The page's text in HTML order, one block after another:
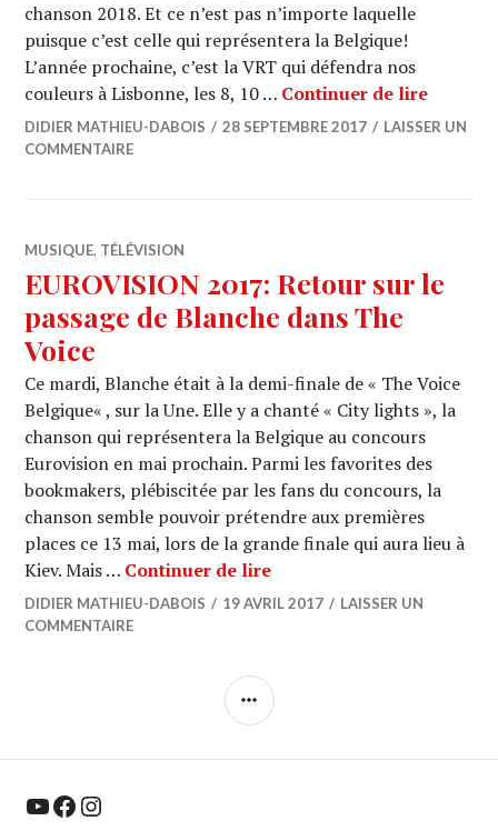
chanson 2018. Et ce n’est pas n’importe laquelle
puisque c’est celle qui représentera la Belgique!
L’année prochaine, c’est la VRT qui défendra nos
couleurs à Lisbonne, les 8, 10 … Continuer de lire
DIDIER MATHIEU-DABOIS 28 SEPTEMBRE 2017
LAISSER UN
COMMENTAIRE
MUSIQUE, TÉLÉVISION
EUROVISION 2017: Retour sur le
passage de Blanche dans The
Voice
Ce mardi, Blanche était à la demi-finale de « The Voice
Belgique« , sur la Une. Elle y a chanté « City lights », la
chanson qui représentera la Belgique au concours
Eurovision en mai prochain. Parmi les favorites des
bookmakers, plébiscitée par les fans du concours, la
chanson semble pouvoir prétendre aux premières
places ce 13 mai, lors de la grande finale qui aura lieu à
Kiev. Mais … Continuer de lireEUROVISION 2017:
DIDIER MATHIEU-DABOIS 19 AVRIL 2017
LAISSER UN
COMMENTAIRE
COLONNE
YouTube Facebook Instagram